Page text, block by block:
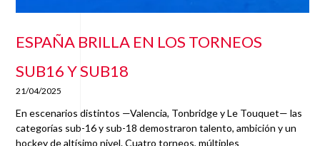
ESPAÑA BRILLA EN LOS TORNEOS
SUB16 Y SUB18
21/04/2025
En escenarios distintos —Valencia, Tonbridge y Le Touquet— las
categorías sub-16 y sub-18 demostraron talento, ambición y un
hockey de altísimo nivel. Cuatro torneos, múltiples